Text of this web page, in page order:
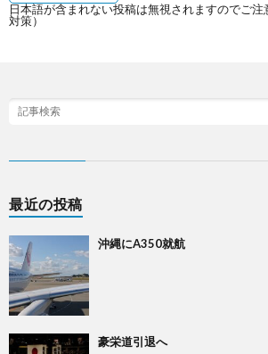
日本語が含まれない投稿は無視されますのでご
対策）
最近の投稿
沖縄にA350就航
豪栄道引退へ